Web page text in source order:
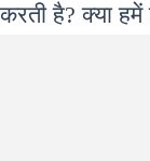
करती है? क्या